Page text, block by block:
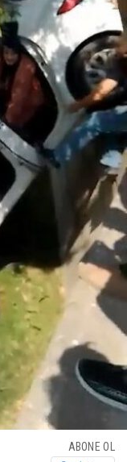
ABONE OL